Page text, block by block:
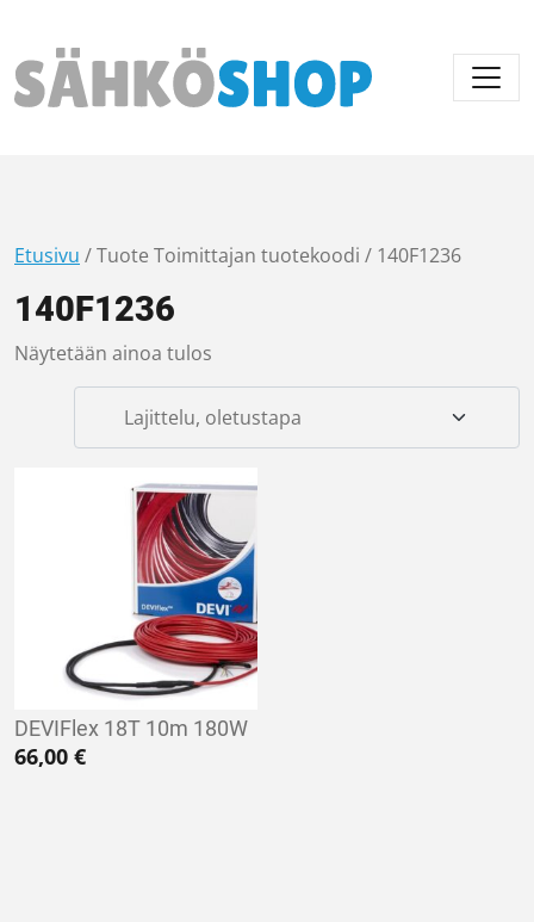
Päävalikko
Etusivu / Tuote Toimittajan tuotekoodi / 140F1236
140F1236
Näytetään ainoa tulos
DEVIFlex 18T 10m 180W
66,00 €